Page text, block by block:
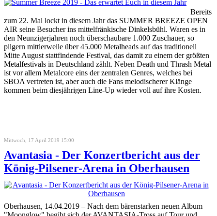
Bereits
zum 22. Mal lockt in diesem Jahr das SUMMER BREEZE OPEN
AIR seine Besucher ins mittelfränkische Dinkelsbühl. Waren es in
den Neunzigerjahren noch überschaubare 1.000 Zuschauer, so
pilgern mittlerweile über 45.000 Metalheads auf das traditionell
Mitte August stattfindende Festival, das damit zu einem der größten
Metalfestivals in Deutschland zählt. Neben Death und Thrash Metal
ist vor allem Metalcore eins der zentralen Genres, welches bei
SBOA vertreten ist, aber auch die Fans melodischerer Klänge
kommen beim diesjährigen Line-Up wieder voll auf ihre Kosten.
Mittwoch, 17 April 2019 15:00
Avantasia - Der Konzertbericht aus der
König-Pilsener-Arena in Oberhausen
Oberhausen, 14.04.2019 – Nach dem bärenstarken neuen Album